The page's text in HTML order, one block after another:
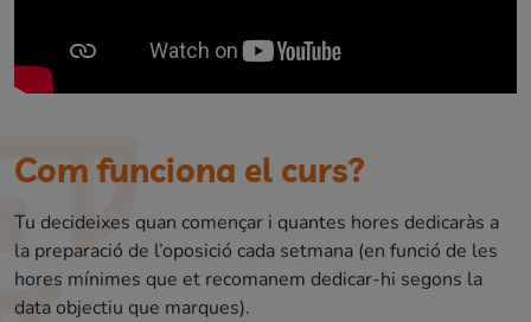
Com funciona el curs?
Tu decideixes quan començar i quantes hores dedicaràs a
la preparació de l’oposició cada setmana (en funció de les
hores mínimes que et recomanem dedicar-hi segons la
data objectiu que marques).